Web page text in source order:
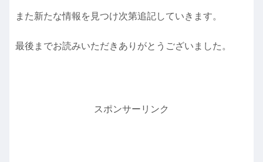
また新たな情報を見つけ次第追記していきます。
最後までお読みいただきありがとうございました。
スポンサーリンク